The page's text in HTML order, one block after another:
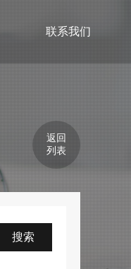
联系我们
返回
列表